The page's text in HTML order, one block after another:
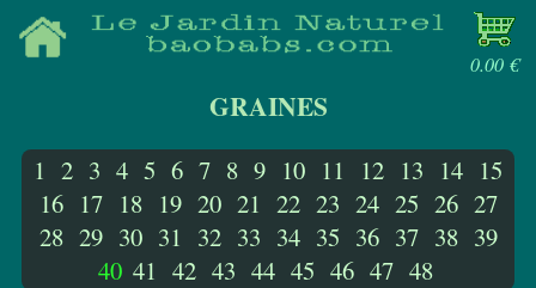
0.00 €
GRAINES
1 2 3 4 5 6 7 8 9 10 11 12 13 14 15
16 17 18 19 20 21 22 23 24 25 26 27
28 29 30 31 32 33 34 35 36 37 38 39
40 41 42 43 44 45 46 47 48